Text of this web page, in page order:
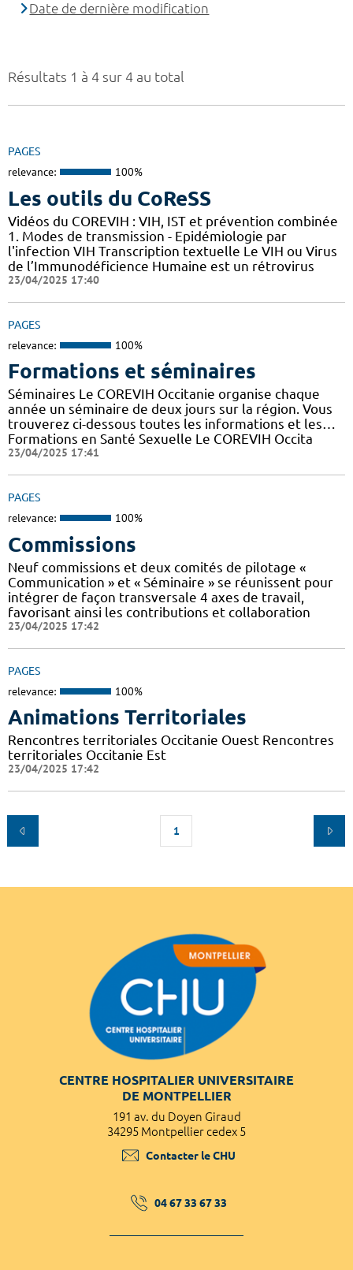
Résultats 1 à 4 sur 4 au total
PAGES
relevance: 100%
Les outils du CoReSS
Vidéos du COREVIH : VIH, IST et prévention combinée
1. Modes de transmission - Epidémiologie par
l'infection VIH Transcription textuelle Le VIH ou Virus
de l’Immunodéficience Humaine est un rétrovirus
23/04/2025 17:40
PAGES
relevance: 100%
Formations et séminaires
Séminaires Le COREVIH Occitanie organise chaque
année un séminaire de deux jours sur la région. Vous
trouverez ci-dessous toutes les informations et les…
Formations en Santé Sexuelle Le COREVIH Occita
23/04/2025 17:41
PAGES
relevance: 100%
Commissions
Neuf commissions et deux comités de pilotage «
Communication » et « Séminaire » se réunissent pour
intégrer de façon transversale 4 axes de travail,
favorisant ainsi les contributions et collaboration
23/04/2025 17:42
PAGES
relevance: 100%
Animations Territoriales
Rencontres territoriales Occitanie Ouest Rencontres
territoriales Occitanie Est
23/04/2025 17:42
1
Date de dernière modification
CENTRE HOSPITALIER UNIVERSITAIRE
DE MONTPELLIER
191 av. du Doyen Giraud
34295 Montpellier cedex 5
Contacter le CHU
04 67 33 67 33